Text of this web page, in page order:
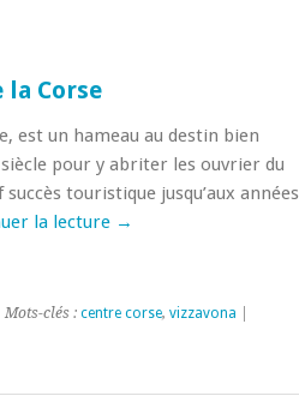
la Corse
est un hameau au destin bien
pour y abriter les ouvrier du
touristique jusqu’aux années
la lecture →
clés : centre corse, vizzavona